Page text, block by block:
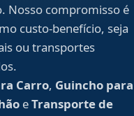
Nosso compromisso é
custo-benefício, seja
ou transportes
Carro, Guincho para
eTransporte de